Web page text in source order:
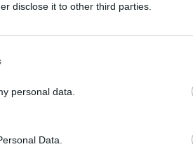
disclose it to other third parties.
personal data.
Data.